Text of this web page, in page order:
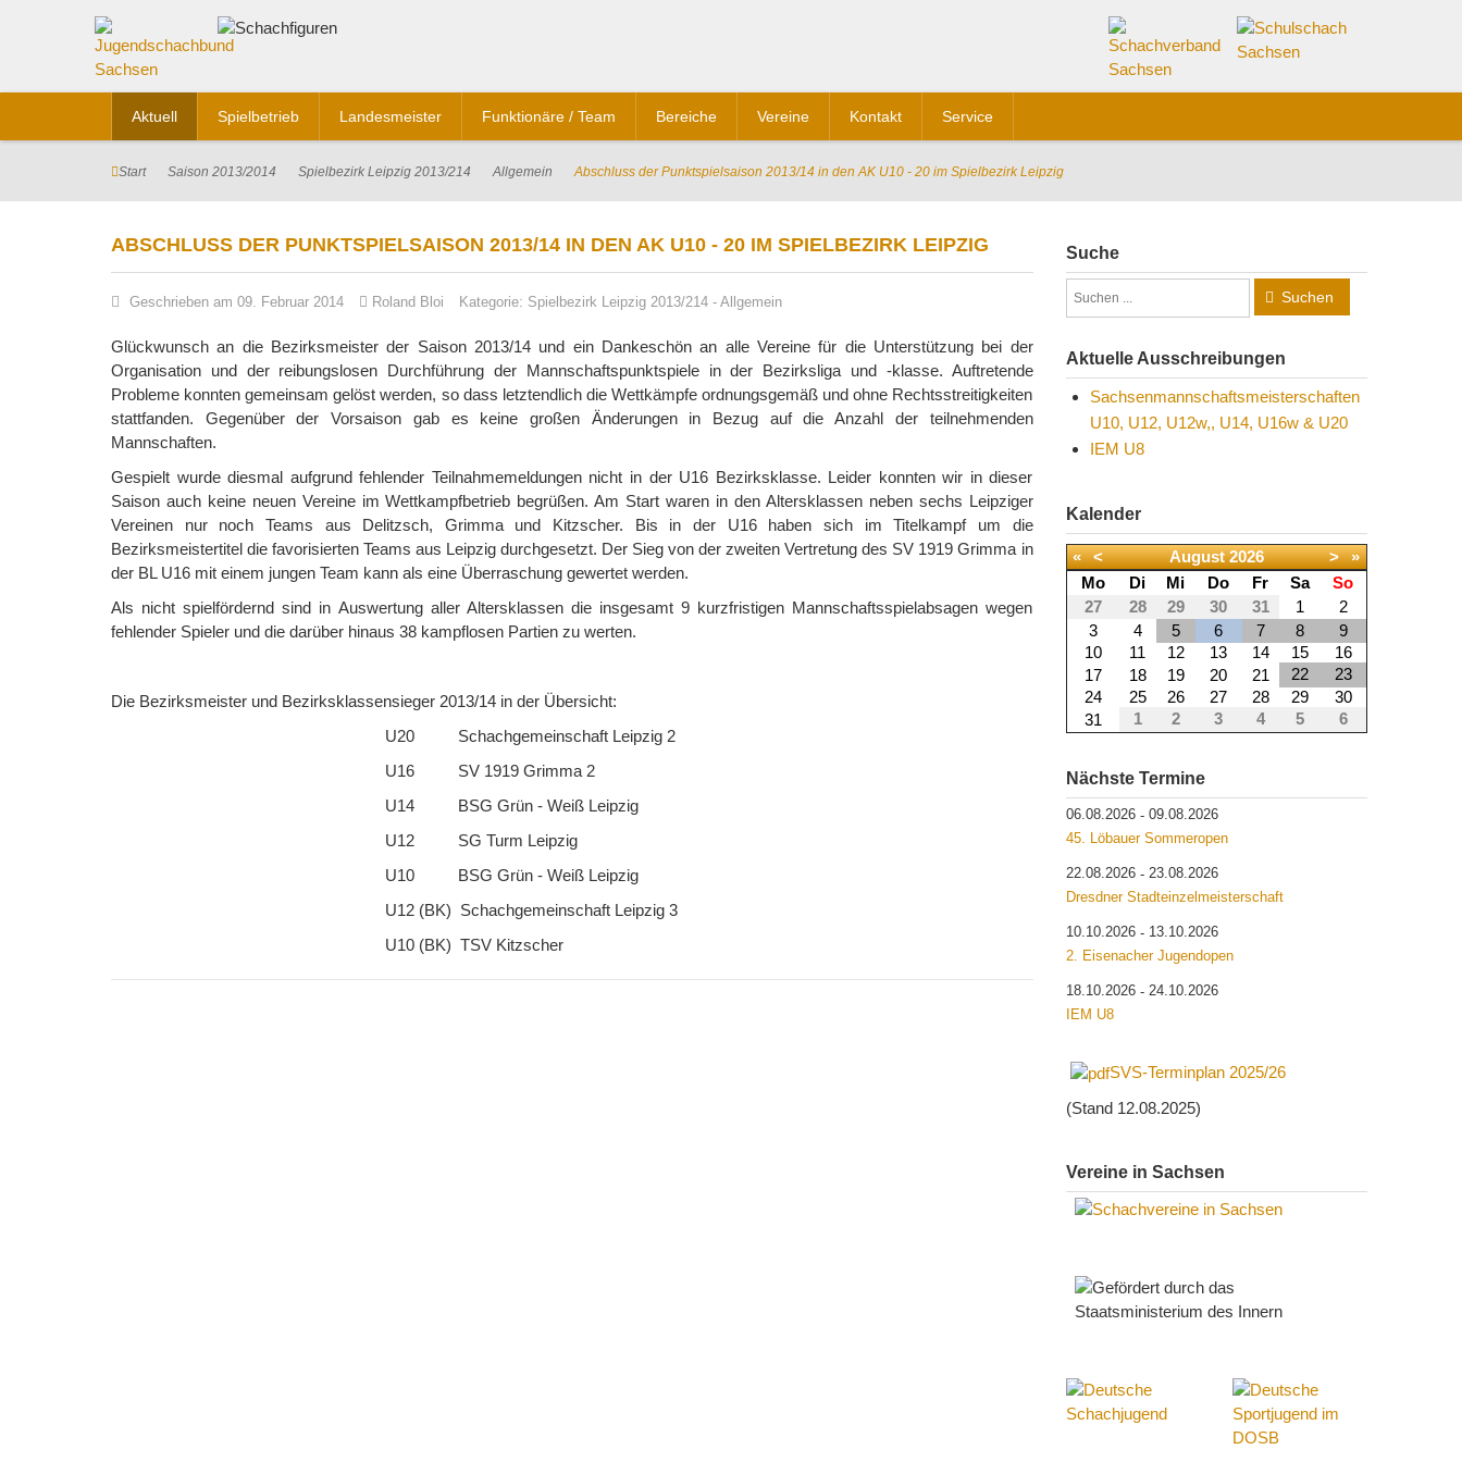
Aktuell Spielbetrieb Landesmeister Funktionäre / Team Bereiche Vereine Kontakt Service
Start Saison 2013/2014 Spielbezirk Leipzig 2013/214 Allgemein Abschluss der Punktspielsaison 2013/14 in den AK U10 - 20 im Spielbezirk Leipzig
ABSCHLUSS DER PUNKTSPIELSAISON 2013/14 IN DEN AK U10 - 20 IM SPIELBEZIRK LEIPZIG
Geschrieben am 09. Februar 2014 Roland Bloi Kategorie: Spielbezirk Leipzig 2013/214 - Allgemein
Glückwunsch an die Bezirksmeister der Saison 2013/14 und ein Dankeschön an alle Vereine für die Unterstützung bei der
Organisation und der reibungslosen Durchführung der Mannschaftspunktspiele in der Bezirksliga und -klasse. Auftretende
Probleme konnten gemeinsam gelöst werden, so dass letztendlich die Wettkämpfe ordnungsgemäß und ohne Rechtsstreitigkeiten
stattfanden. Gegenüber der Vorsaison gab es keine großen Änderungen in Bezug auf die Anzahl der teilnehmenden
Mannschaften.
Gespielt wurde diesmal aufgrund fehlender Teilnahmemeldungen nicht in der U16 Bezirksklasse. Leider konnten wir in dieser
Saison auch keine neuen Vereine im Wettkampfbetrieb begrüßen. Am Start waren in den Altersklassen neben sechs Leipziger
Vereinen nur noch Teams aus Delitzsch, Grimma und Kitzscher. Bis in der U16 haben sich im Titelkampf um die
Bezirksmeistertitel die favorisierten Teams aus Leipzig durchgesetzt. Der Sieg von der zweiten Vertretung des SV 1919 Grimma in
der BL U16 mit einem jungen Team kann als eine Überraschung gewertet werden.
Als nicht spielfördernd sind in Auswertung aller Altersklassen die insgesamt 9 kurzfristigen Mannschaftsspielabsagen wegen
fehlender Spieler und die darüber hinaus 38 kampflosen Partien zu werten.
Die Bezirksmeister und Bezirksklassensieger 2013/14 in der Übersicht:
U20 Schachgemeinschaft Leipzig 2
U16 SV 1919 Grimma 2
U14 BSG Grün - Weiß Leipzig
U12 SG Turm Leipzig
U10 BSG Grün - Weiß Leipzig
U12 (BK) Schachgemeinschaft Leipzig 3
U10 (BK) TSV Kitzscher
Suche
Suchen
Aktuelle Ausschreibungen
Sachsenmannschaftsmeisterschaften
U10, U12, U12w,, U14, U16w & U20
IEM U8
Kalender
« < August 2026 >
»
Mo
Di Mi Do Fr Sa
So
27
28 29 30 31 1
2
3
4 5 6 7 8
9
10
11 12 13 14 15
16
17
18 19 20 21 22
23
24
25 26 27 28 29
30
31
1 2 3 4 5 6
Nächste Termine
06.08.2026- 09.08.2026
45. Löbauer Sommeropen
22.08.2026- 23.08.2026
Dresdner Stadteinzelmeisterschaft
10.10.2026- 13.10.2026
2. Eisenacher Jugendopen
18.10.2026- 24.10.2026
IEM U8
SVS-Terminplan 2025/26
(Stand 12.08.2025)
Vereine in Sachsen